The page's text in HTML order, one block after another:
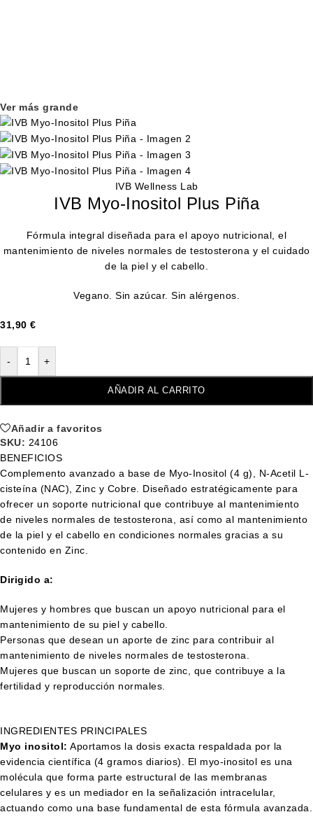
Ver más grande
IVB Wellness Lab
IVB Myo-Inositol Plus Piña
Fórmula integral diseñada para el apoyo nutricional, el
mantenimiento de niveles normales de testosterona y el cuidado
de la piel y el cabello.
Vegano. Sin azúcar. Sin alérgenos.
31,90 €
- +
AÑADIR AL CARRITO
Añadir a favoritos
SKU: 24106
BENEFICIOS
Complemento avanzado a base de Myo-Inositol (4 g), N-Acetil L-
cisteína (NAC), Zinc y Cobre. Diseñado estratégicamente para
ofrecer un soporte nutricional que contribuye al mantenimiento
de niveles normales de testosterona, así como al mantenimiento
de la piel y el cabello en condiciones normales gracias a su
contenido en Zinc.
Dirigido a:
Mujeres y hombres que buscan un apoyo nutricional para el
mantenimiento de su piel y cabello.
Personas que desean un aporte de zinc para contribuir al
mantenimiento de niveles normales de testosterona.
Mujeres que buscan un soporte de zinc, que contribuye a la
fertilidad y reproducción normales.
INGREDIENTES PRINCIPALES
Myo inositol: Aportamos la dosis exacta respaldada por la
evidencia científica (4 gramos diarios). El myo-inositol es una
molécula que forma parte estructural de las membranas
celulares y es un mediador en la señalización intracelular,
actuando como una base fundamental de esta fórmula avanzada.